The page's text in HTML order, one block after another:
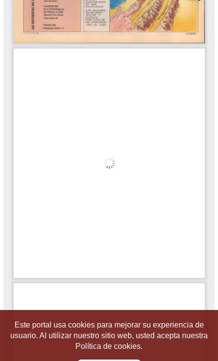
Este portal usa cookies para mejorar su experiencia de
usuario. Al utilizar nuestro sitio web, usted acepta nuestra
Política de cookies.